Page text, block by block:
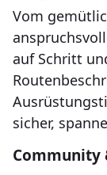
Vom
auf Schritt
sicher,
Community